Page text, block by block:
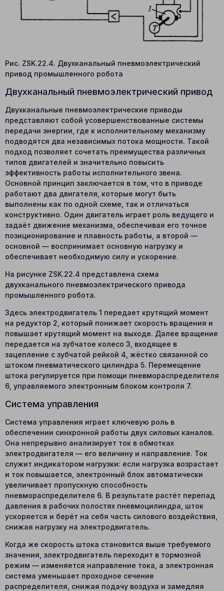
Рис. ZSK.22.4. Двухканальный пневмоэлектрический
привод промышленного робота
Двухканальный пневмоэлектрический привод
Двухканальные пневмоэлектрические приводы
представляют собой усовершенствованные системы
передачи энергии, где к исполнительному механизму
подводятся два независимых потока мощности. Такой
подход позволяет сочетать преимущества различных
типов двигателей и значительно повысить
эффективность работы исполнительного звена.
Основной принцип заключается в том, что в приводе
работают два двигателя, которые могут быть
выполнены как по одной схеме, так и отличаться
конструктивно. Один двигатель играет роль ведущего и
задаёт движение механизма, обеспечивая его точное
позиционирование и плавность работы, а второй —
основной — воспринимает основную нагрузку и
обеспечивает необходимую силу и ускорение.
На рисунке ZSK.22.4 представлена схема
двухканального пневмоэлектрического привода
промышленного робота.
Здесь электродвигатель 1 передает крутящий момент
на редуктор 2, который понижает скорость вращения и
повышает крутящий момент на выходе. Далее вращение
передается на зубчатое колесо 3, входящее в
зацепление с зубчатой рейкой 4, жёстко связанной со
штоком пневматического цилиндра 5. Перемещение
штока регулируется при помощи пневмораспределителя
6, управляемого электронным блоком контроля 7.
Система управления
Система управления играет ключевую роль в
обеспечении синхронной работы двух силовых каналов.
Она непрерывно анализирует ток в обмотках
электродвигателя — его величину и направление. Ток
служит индикатором нагрузки: если нагрузка возрастает
и ток повышается, электронный блок автоматически
увеличивает пропускную способность
пневмораспределителя 6. В результате растёт перепад
давления в рабочих полостях пневмоцилиндра, шток
ускоряется и берёт на себя часть силового воздействия,
снижая нагрузку на электродвигатель.
Когда же скорость штока становится выше требуемого
значения, электродвигатель переходит в тормозной
режим — изменяется направление тока, а электронная
система уменьшает проходное сечение
распределителя, снижая подачу воздуха и замедляя